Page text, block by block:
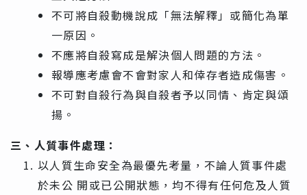
不可將自殺動機說成「無法解釋」或簡化為單
一原因。
不應將自殺寫成是解決個人問題的方法。
報導應考慮會不會對家人和倖存者造成傷害。
不可對自殺行為與自殺者予以同情、肯定與頌
揚。
三、人質事件處理：
以人質生命安全為最優先考量，不論人質事件處
於未公 開或已公開狀態，均不得有任何危及人質